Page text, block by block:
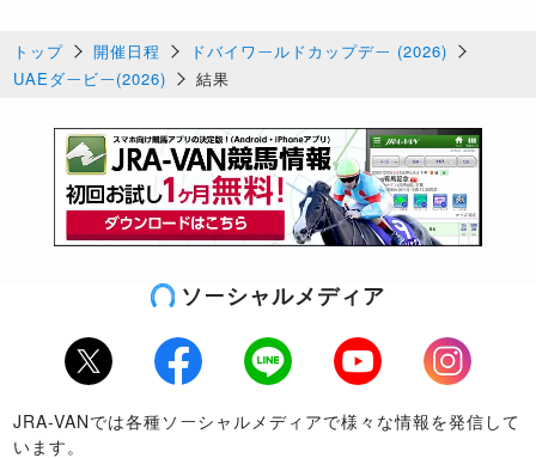
トップ 開催日程
ドバイワールドカップデー (2026)
UAEダービー(2026)
結果
ソーシャルメディア
Twitter Facebook LINE Youtube
Instagram
JRA-VANでは各種ソーシャルメディアで様々な情報を発信して
います。